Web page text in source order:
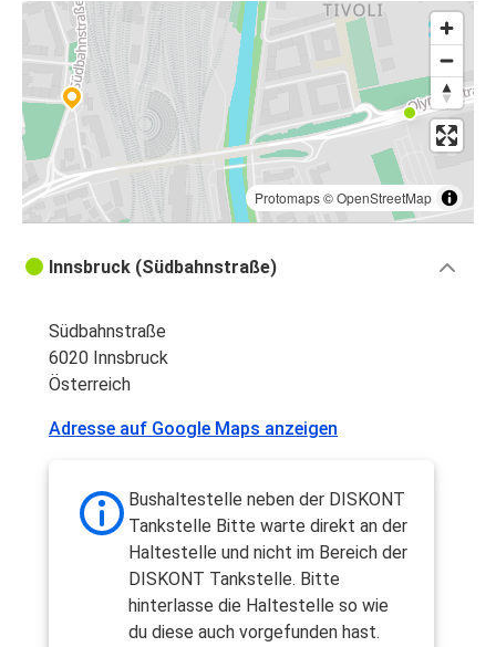
Protomaps©OpenStreetMap
Innsbruck (Südbahnstraße)
Südbahnstraße
6020 Innsbruck
Österreich
Adresse auf Google Maps anzeigen
Bushaltestelle neben der DISKONT
Tankstelle Bitte warte direkt an der
Haltestelle und nicht im Bereich der
DISKONT Tankstelle. Bitte
hinterlasse die Haltestelle so wie
du diese auch vorgefunden hast.